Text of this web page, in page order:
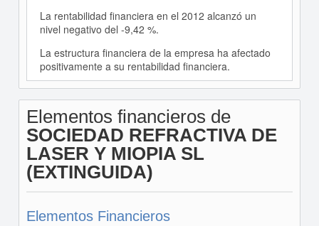
La rentabilidad financiera en el 2012 alcanzó un
nivel negativo del -9,42 %.
La estructura financiera de la empresa ha afectado
positivamente a su rentabilidad financiera.
Elementos financieros de
SOCIEDAD REFRACTIVA DE
LASER Y MIOPIA SL
(EXTINGUIDA)
Elementos Financieros